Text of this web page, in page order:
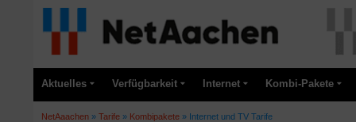
Aktuelles Verfügbarkeit Internet Kombi-Pakete
NetAaachen » Tarife » Kombipakete » Internet und TV Tarife